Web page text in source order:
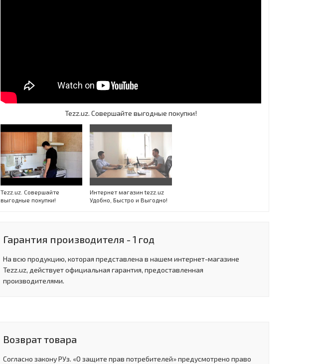
Tezz.uz. Совершайте выгодные покупки!
Tezz.uz. Совершайте
выгодные покупки!
Интернет магазин tezz.uz
Удобно, Быстро и Выгодно!
Гарантия производителя - 1 год
На всю продукцию, которая представлена в нашем интернет-магазине
Tezz.uz, действует официальная гарантия, предоставленная
производителями.
Возврат товара
Согласно закону РУз. «О защите прав потребителей» предусмотрено право